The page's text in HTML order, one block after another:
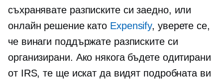
съхранявате разписките си заедно, или
онлайн решение като Expensify, уверете се,
че винаги поддържате разписките си
организирани. Ако някога бъдете одитирани
от IRS, те ще искат да видят подробната ви